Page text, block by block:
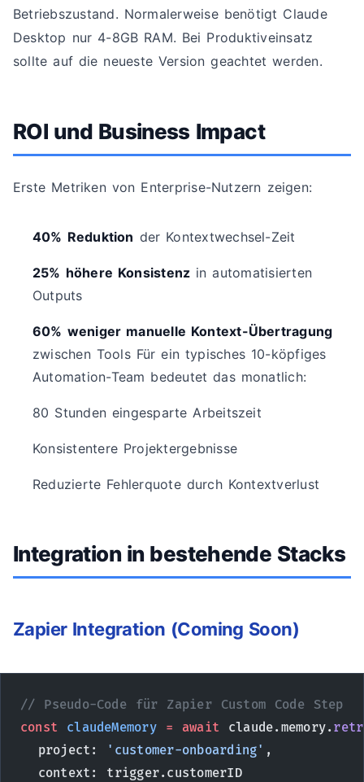
Betriebszustand. Normalerweise benötigt Claude
Desktop nur 4-8GB RAM. Bei Produktiveinsatz
sollte auf die neueste Version geachtet werden.
ROI und Business Impact
Erste Metriken von Enterprise-Nutzern zeigen:
40% Reduktion der Kontextwechsel-Zeit
25% höhere Konsistenz in automatisierten
Outputs
60% weniger manuelle Kontext-Übertragung
zwischen Tools Für ein typisches 10-köpfiges
Automation-Team bedeutet das monatlich:
80 Stunden eingesparte Arbeitszeit
Konsistentere Projektergebnisse
Reduzierte Fehlerquote durch Kontextverlust
Integration in bestehende Stacks
Zapier Integration (Coming Soon)
// Pseudo-Code für Zapier Custom Code Step
const claudeMemory = await claude.memory.
  project:
'customer-onboarding' ,
  context: trigger.customerID